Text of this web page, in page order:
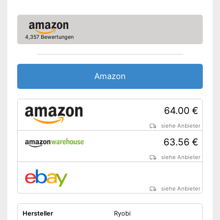
Stirnlochschlüssel
Transportkoffer
Vorteile
Ohne Stirnlochschlüssel
der Abdeckhaube
Sanftanlauf für einen
Individualisierbar dank des
Zusatzhandgriffs
4,357 Bewertungen
Amazon
64.00 €
siehe Anbieter
63.56 €
siehe Anbieter
siehe Anbieter
Hersteller Ryobi